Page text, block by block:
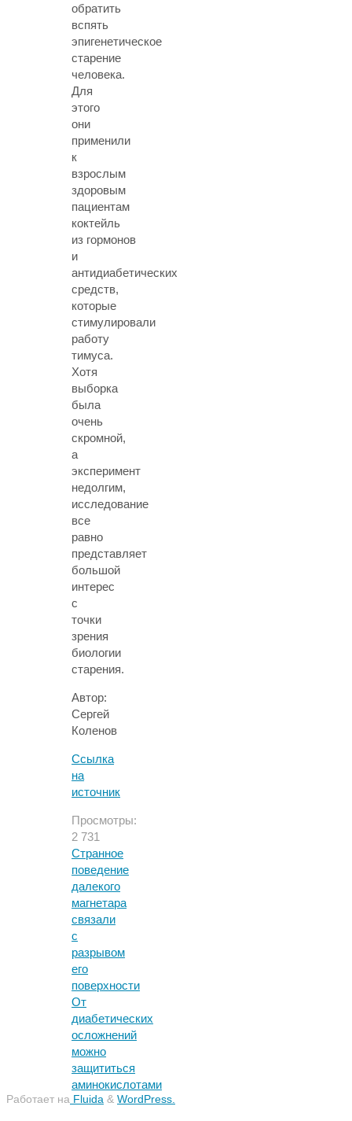
обратить
вспять
эпигенетическое
старение
человека.
Для
этого
они
применили
к
взрослым
здоровым
пациентам
коктейль
из гормонов
и
антидиабетических
средств,
которые
стимулировали
работу
тимуса.
Хотя
выборка
была
очень
скромной,
а
эксперимент
недолгим,
исследование
все
равно
представляет
большой
интерес
с
точки
зрения
биологии
старения.
Автор:
Сергей
Коленов
Ссылка
на
источник
Просмотры:
2 731
Странное
поведение
далекого
магнетара
связали
с
разрывом
его
поверхности
От
диабетических
осложнений
можно
защититься
аминокислотами
Работает на Fluida & WordPress.